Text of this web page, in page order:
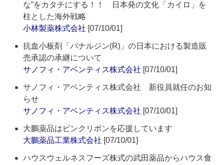
な”をカタチにする！！ 日本発の文化「カイロ」を
柱とした海外戦略
小林製薬株式会社 [07/10/01]
抗血小板剤「パナルジン(R)」の日本における製造販
売承認の承継について
サノフィ・アベンティス株式会社 [07/10/01]
サノフィ・アベンティス株式会社 新役員就任のお知
らせ
サノフィ・アベンティス株式会社 [07/10/01]
大鵬薬品はピンクリボンを応援しています
大鵬薬品工業株式会社 [07/10/01]
ハウスウェルネスフーズ株式の武田薬品からハウス食